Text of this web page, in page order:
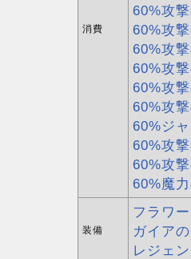
消費
60%攻
60%攻
60%攻
60%攻
60%攻
60%攻
60%ジ
60%攻
60%攻
60%魔
装備
フラワ
ガイア
レジェ